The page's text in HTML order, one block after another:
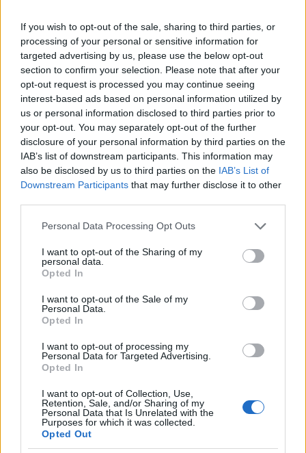
If you wish to opt-out of the sale, sharing to third parties, or
processing of your personal or sensitive information for
targeted advertising by us, please use the below opt-out
section to confirm your selection. Please note that after your
opt-out request is processed you may continue seeing
interest-based ads based on personal information utilized by
us or personal information disclosed to third parties prior to
your opt-out. You may separately opt-out of the further
disclosure of your personal information by third parties on the
IAB’s list of downstream participants. This information may
also be disclosed by us to third parties on the IAB’s List of
Downstream Participants that may further disclose it to other
Please note that this website/app uses one or more Google
not limited to your visit or usage behaviour. You may click to
grant or deny consent to Google and its third-party tags to
use your data for below specified purposes in below Google
consent section.
Personal Data Processing Opt Outs
I want to opt-out of the Sharing of my
personal data.
Opted In
I want to opt-out of the Sale of my
Personal Data.
Opted In
I want to opt-out of processing my
Personal Data for Targeted Advertising.
Opted In
I want to opt-out of Collection, Use,
Retention, Sale, and/or Sharing of my
Personal Data that Is Unrelated with the
Purposes for which it was collected.
Opted Out
Greg: Kanyarodjunk vissza a jelenbe. Hogyan
találkoztálSzabó Sándorral Kevin Kastninggel
Dom: Sándorralegy gitárfesztiválon futottunk
össze először Horvátországban két évvel ezelőtt.
Hallott engem ott játszani, és meghívott most ide.
Emlékszem, küldött egy e-mailt egy magyar gitáros,
akit névről már ismertem. Szóval, jött egy e-mail a
menedzseremnek, hogy szeretne ha eljönnék, és
természetesen igen mondtam erre a lehetőségre.
Szeretek különböző országokban játszani, nemcsak
Amerikában, Németországban és Angliában. Mindig
érdekes kihívás elutazni valahová máshová is.
Tegnap volt az első közös fellépésünk, ahol úgy